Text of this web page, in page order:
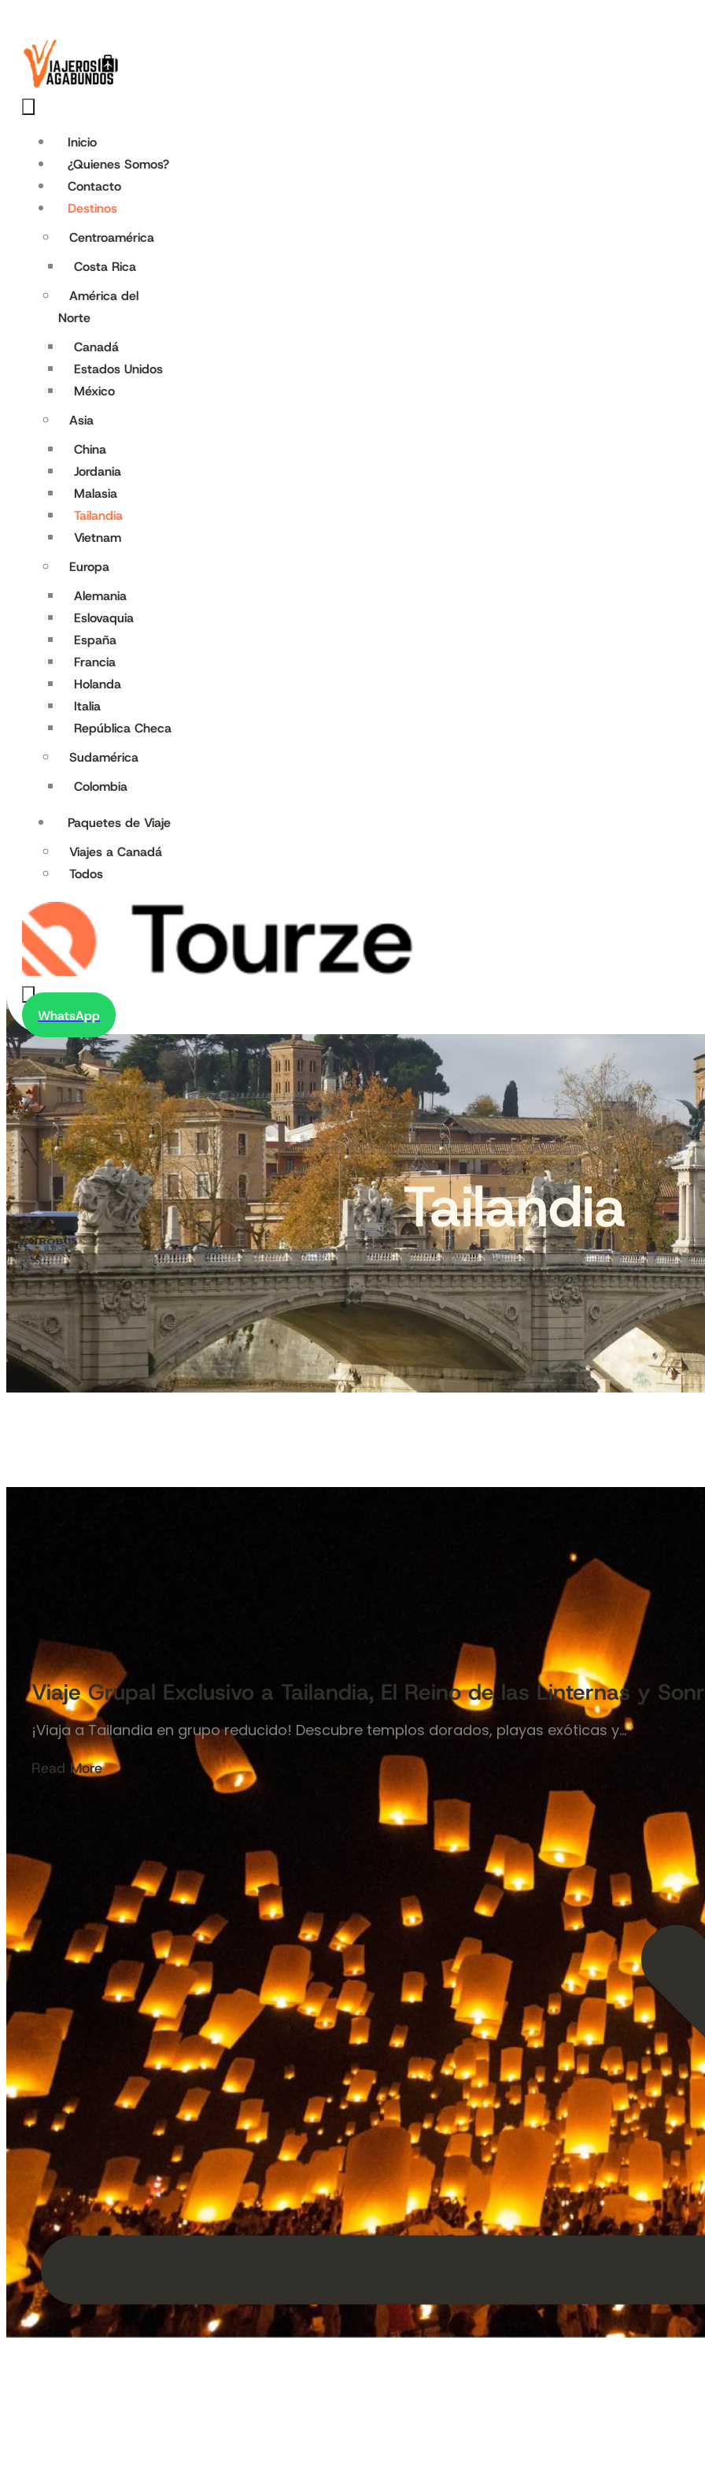
Inicio
¿Quienes Somos?
Contacto
Destinos
Centroamérica
Costa Rica
América del
Norte
Canadá
Estados Unidos
México
Asia
China
Jordania
Malasia
Tailandia
Vietnam
Europa
Alemania
Eslovaquia
España
Francia
Holanda
Italia
República Checa
Sudamérica
Colombia
Paquetes de Viaje
Viajes a Canadá
Todos
WhatsApp
Tailandia
Viaje Grupal Exclusivo a Tailandia, El Reino de las Linternas y
¡Viaja a Tailandia en grupo reducido! Descubre templos dorados, playas exóticas y…
Read More